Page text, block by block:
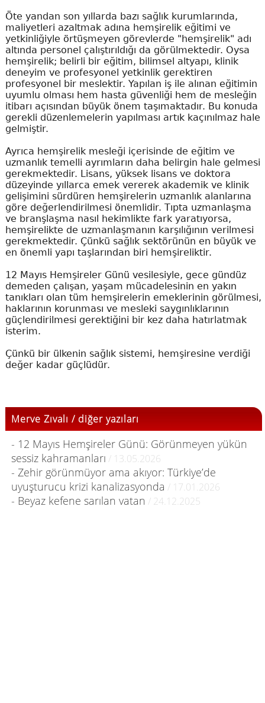
Öte yandan son yıllarda bazı sağlık kurumlarında,
maliyetleri azaltmak adına hemşirelik eğitimi ve
yetkinliğiyle örtüşmeyen görevlerde "hemşirelik" adı
altında personel çalıştırıldığı da görülmektedir. Oysa
hemşirelik; belirli bir eğitim, bilimsel altyapı, klinik
deneyim ve profesyonel yetkinlik gerektiren
profesyonel bir meslektir. Yapılan iş ile alınan eğitimin
uyumlu olması hem hasta güvenliği hem de mesleğin
itibarı açısından büyük önem taşımaktadır. Bu konuda
gerekli düzenlemelerin yapılması artık kaçınılmaz hale
gelmiştir.
Ayrıca hemşirelik mesleği içerisinde de eğitim ve
uzmanlık temelli ayrımların daha belirgin hale gelmesi
gerekmektedir. Lisans, yüksek lisans ve doktora
düzeyinde yıllarca emek vererek akademik ve klinik
gelişimini sürdüren hemşirelerin uzmanlık alanlarına
göre değerlendirilmesi önemlidir. Tıpta uzmanlaşma
ve branşlaşma nasıl hekimlikte fark yaratıyorsa,
hemşirelikte de uzmanlaşmanın karşılığının verilmesi
gerekmektedir. Çünkü sağlık sektörünün en büyük ve
en önemli yapı taşlarından biri hemşireliktir.
12 Mayıs Hemşireler Günü vesilesiyle, gece gündüz
demeden çalışan, yaşam mücadelesinin en yakın
tanıkları olan tüm hemşirelerin emeklerinin görülmesi,
haklarının korunması ve mesleki saygınlıklarının
güçlendirilmesi gerektiğini bir kez daha hatırlatmak
isterim.
Çünkü bir ülkenin sağlık sistemi, hemşiresine verdiği
değer kadar güçlüdür.
Merve Zıvalı / diğer yazıları
- 12 Mayıs Hemşireler Günü: Görünmeyen yükün
sessiz kahramanları / 13.05.2026
- Zehir görünmüyor ama akıyor: Türkiye’de
uyuşturucu krizi kanalizasyonda / 17.01.2026
- Beyaz kefene sarılan vatan / 24.12.2025